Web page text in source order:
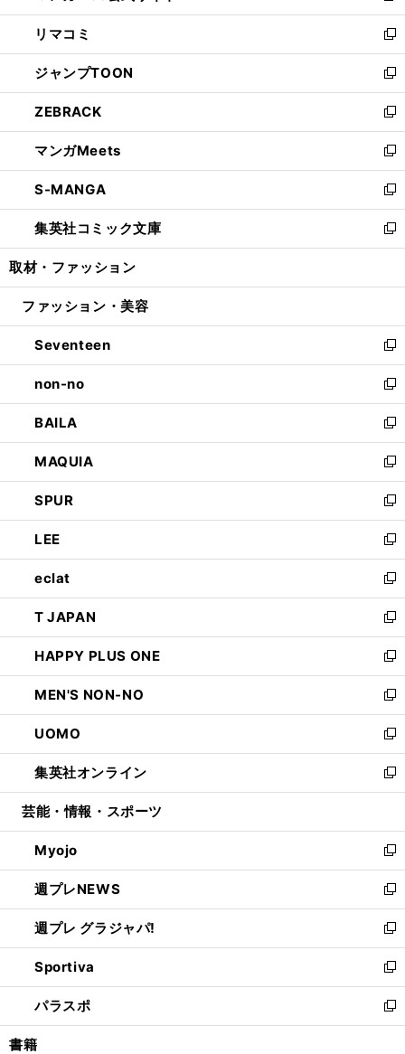
ウ
で
開
く
ン
ド
ウ
で
開
く
ウ
ィ
ン
ド
ウ
で
開
く
し
い
ウ
ィ
ン
ド
ウ
で
開
く
リマコミ
新
し
い
ウ
ィ
ン
ド
ウ
で
開
く
ジャンプTOON
新
し
い
ウ
ィ
ン
ド
ウ
で
開
ZEBRACK
新
し
い
ウ
ィ
ン
ド
ウ
開
マンガMeets
新
し
い
ウ
ィ
ン
ウ
開
く
S-MANGA
新
し
い
ウ
ン
ウ
で
開
く
集英社コミック文庫
新
し
ウ
ン
ド
ウ
で
開
く
取材・ファッション
ファッション・美容
Seventeen
新
し
い
ウ
ィ
ン
ド
ウ
で
開
く
non-no
新
し
い
ウ
ィ
ン
ド
ウ
で
開
く
BAILA
新
し
い
ウ
ィ
ン
ド
ウ
で
開
く
MAQUIA
新
し
い
ウ
ィ
ン
ド
ウ
で
開
く
SPUR
新
し
い
ウ
ィ
ン
ド
ウ
で
開
く
LEE
新
し
い
ウ
ィ
ン
ド
ウ
で
開
く
eclat
新
し
い
ウ
ィ
ン
ド
ウ
で
開
く
T JAPAN
新
し
い
ウ
ィ
ン
ド
ウ
で
開
HAPPY PLUS ONE
新
し
い
ウ
ィ
ン
ド
ウ
開
く
MEN'S NON-NO
新
し
い
ウ
ィ
ン
ウ
で
開
く
UOMO
新
し
い
ウ
ン
ド
ウ
で
開
く
集英社オンライン
新
し
ウ
ィ
ン
ド
ウ
で
開
く
芸能・情報・スポーツ
Myojo
新
し
い
ウ
ィ
ン
ド
ウ
で
開
週プレNEWS
新
し
い
ウ
ィ
ン
ド
ウ
週プレ グラジャパ!
新
し
い
ウ
ィ
ン
Sportiva
新
し
い
ウ
パラスポ
新
し
書籍